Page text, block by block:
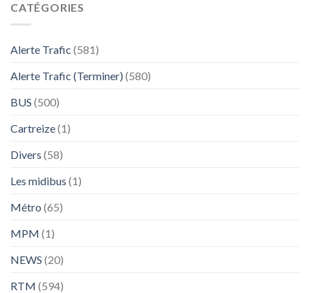
CATÉGORIES
Alerte Trafic (581)
Alerte Trafic (Terminer) (580)
BUS (500)
Cartreize(1)
Divers (58)
Les midibus (1)
Métro (65)
MPM (1)
NEWS (20)
RTM (594)